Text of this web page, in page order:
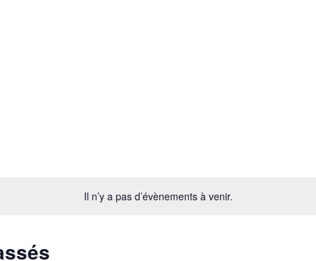
Il n’y a pas d’évènements à venir.